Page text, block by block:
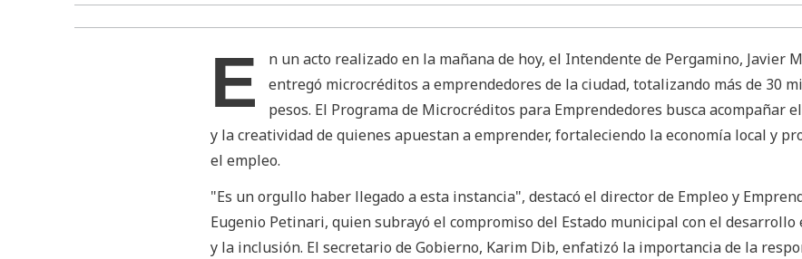
E
n un acto realizado en la mañana de hoy, el Intendente de Pergamino, Javier
entregó microcréditos a emprendedores de la ciudad, totalizando más de 30
pesos. El Programa de Microcréditos para Emprendedores busca acompañar
y la creatividad de quienes apuestan a emprender, fortaleciendo la economía local y
el empleo.
"Es un orgullo haber llegado a esta instancia", destacó el director de Empleo y
Eugenio Petinari, quien subrayó el compromiso del Estado municipal con el desarrollo
y la inclusión. El secretario de Gobierno, Karim Dib, enfatizó la importancia de la